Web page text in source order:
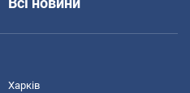
Харків